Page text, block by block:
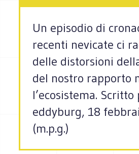
Un episodio di
recenti nevicate ci
delle distorsioni
del nostro rapporto
l’ecosistema. Scritto
eddyburg, 18
(m.p.g.)